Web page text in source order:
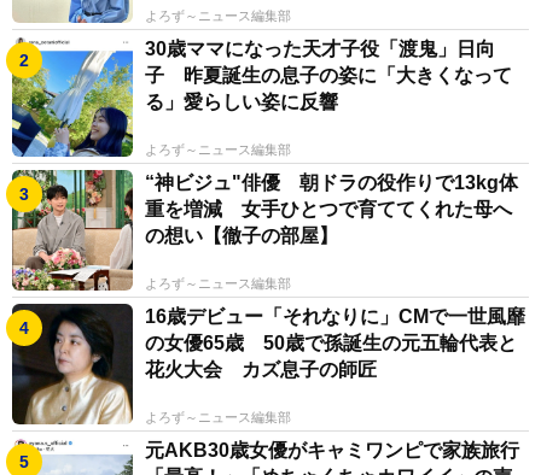
る』という前提で制度を整えていくことが重要。ポジテ
ィブな態度を示すことで、カミングアウトしやすくな
る。『こうあるべき』と決めつけず、『こういう人もい
る』という〝想像の引きだし〟を常に持っておくこと。
性の在り方は多様で、自分の職場にも性的マイノリティ
の人はいるかもしれない、いや、既にいるであろうとい
う前提に立ってコミュニケーションを取っていただける
と、働きやすい職場になると思います」と提言した。
『ＢＥ』第２号は、ＬＧＢＴＱ当事者と企業担当者ら
によるコミュニティスペースなどを7月6日までオープン
する「文喫 六本木」で配布。特設サイトではデジタル版
を無料公開している。
よろず～ニュース編集部
30歳ママになった天才子役「渡鬼」日向
子 昨夏誕生の息子の姿に「大きくなって
る」愛らしい姿に反響
よろず～ニュース編集部
“神ビジュ"俳優 朝ドラの役作りで13kg体
重を増減 女手ひとつで育ててくれた母へ
の想い【徹子の部屋】
よろず～ニュース編集部
16歳デビュー「それなりに」CMで一世風靡
の女優65歳 50歳で孫誕生の元五輪代表と
花火大会 カズ息子の師匠
よろず～ニュース編集部
元AKB30歳女優がキャミワンピで家族旅行